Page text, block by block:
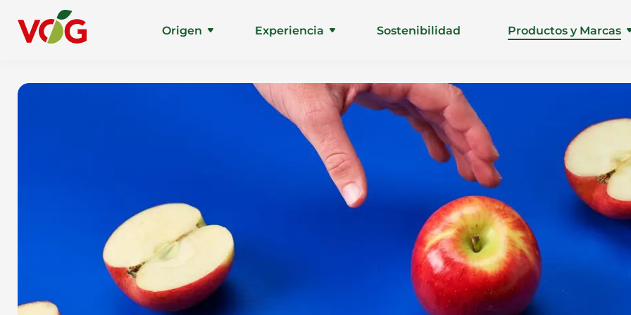
Origen Experiencia Sostenibilidad Productos y Marcas